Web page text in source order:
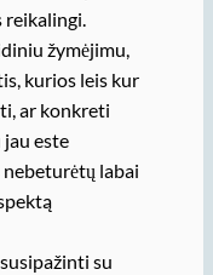
žymėjimu,
kurios leis kur
ar konkreti
jau este
labai
su